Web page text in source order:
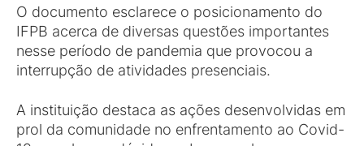
O documento esclarece o posicionamento do
IFPB acerca de diversas questões importantes
nesse período de pandemia que provocou a
interrupção de atividades presenciais.
A instituição destaca as ações desenvolvidas em
prol da comunidade no enfrentamento ao Covid-